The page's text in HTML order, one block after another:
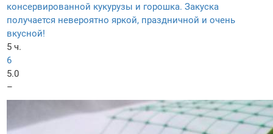
консервированной кукурузы и горошка. Закуска
получается невероятно яркой, праздничной и очень
вкусной!
5 ч.
6
5.0
–